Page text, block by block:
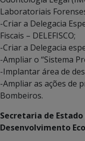
Laboratoriais
-Criar a Delegacia
Fiscais – DELEFISCO;
-Criar a Delegacia
-Ampliar o “Sistema
-Implantar área de
-Ampliar as ações de
Bombeiros.
Secretaria de
Desenvolvimento